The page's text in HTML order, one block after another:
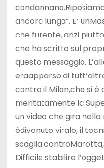
ancora lunga”. E’
che furente, anzi
che ha scritto sul
questo messaggio.
eraapparso di
contro il Milan,che si è
meritatamente la
un video che gira
èdivenuto virale, il
scaglia
Difficile stabilire